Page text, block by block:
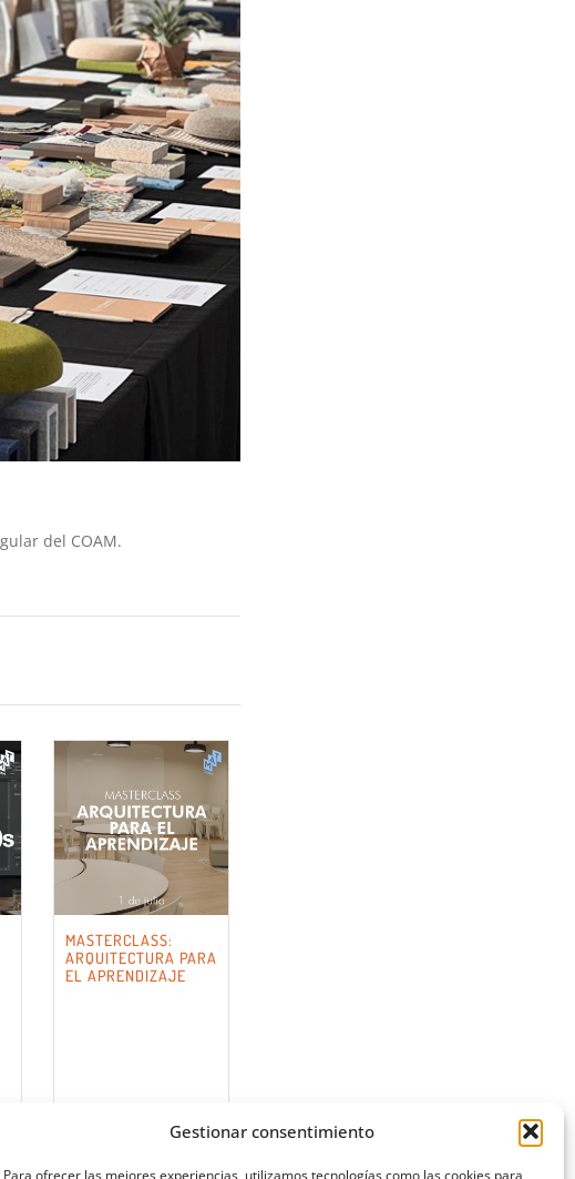
Gestionar consentimiento
Para ofrecer las mejores experiencias, utilizamos tecnologías como las cookies para
del COAM.
MASTERCLASS:
ARQUITECTURA PARA
EL APRENDIZAJE